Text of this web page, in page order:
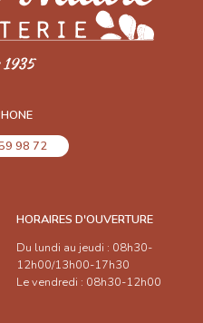
98 72
HORAIRES D'OUVERTURE
Du lundi au jeudi : 08h30-
12h00/13h00-17h30
Le vendredi : 08h30-12h00